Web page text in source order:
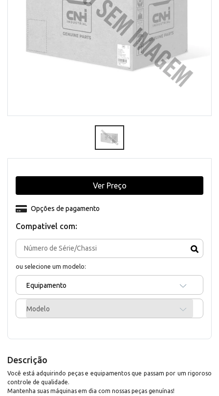
Compativel com:
ou selecione um modelo:
Equipamento
Modelo
Opções de pagamento
Ver Preço
Descrição
Você está adquirindo peças e equipamentos que passam por um rigoroso
controle de qualidade.
Mantenha suas máquinas em dia com nossas peças genuínas!